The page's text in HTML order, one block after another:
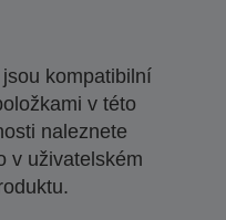
kompatibilní
v této
naleznete
v uživatelském